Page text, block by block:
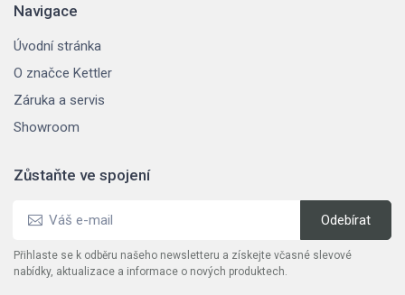
Navigace
Úvodní stránka
O značce Kettler
Záruka a servis
Showroom
Zůstaňte ve spojení
Přihlaste se k odběru našeho newsletteru a získejte včasné slevové
nabídky, aktualizace a informace o nových produktech.